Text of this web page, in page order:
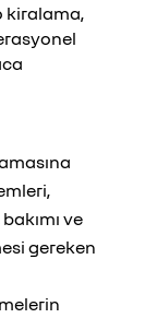
kiralama,
ve
gereken